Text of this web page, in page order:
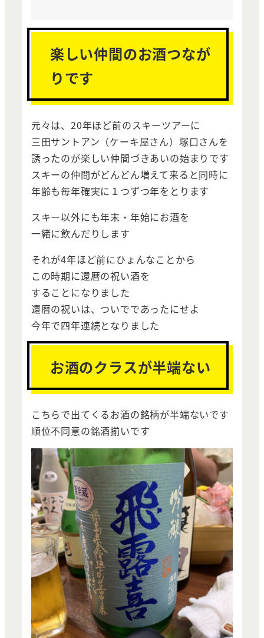
楽しい仲間のお酒つなが
りです
元々は、20年ほど前のスキーツアーに
三田サントアン（ケーキ屋さん）塚口さんを
誘ったのが楽しい仲間づきあいの始まりです
スキーの仲間がどんどん増えて来ると同時に
年齢も毎年確実に１つずつ年をとります
スキー以外にも年末・年始にお酒を
一緒に飲んだりします
それが4年ほど前にひょんなことから
この時期に還暦の祝い酒を
することになりました
還暦の祝いは、ついでであったにせよ
今年で四年連続となりました
お酒のクラスが半端ない
こちらで出てくるお酒の銘柄が半端ないです
順位不同意の銘酒揃いです